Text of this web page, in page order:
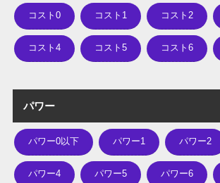
コスト0 コスト1 コスト2
コスト4 コスト5 コスト6
パワー
パワー0以下 パワー1 パワー2
パワー4 パワー5 パワー6